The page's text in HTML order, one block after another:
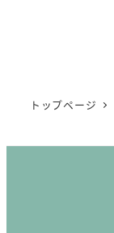
トップページ